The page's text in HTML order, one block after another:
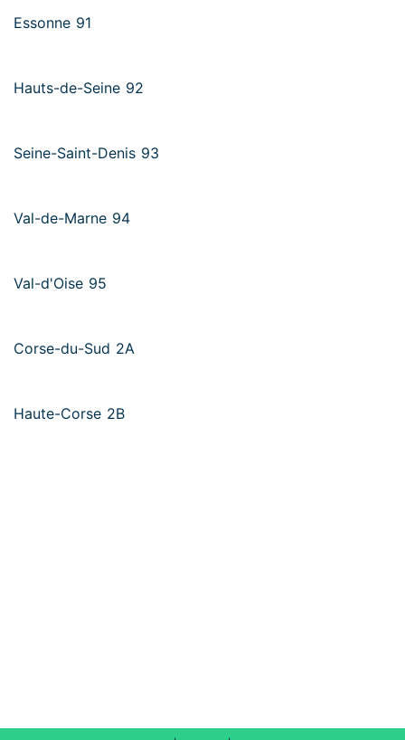
Essonne 91
Hauts-de-Seine 92
Seine-Saint-Denis 93
Val-de-Marne 94
Val-d'Oise 95
Corse-du-Sud 2A
Haute-Corse 2B